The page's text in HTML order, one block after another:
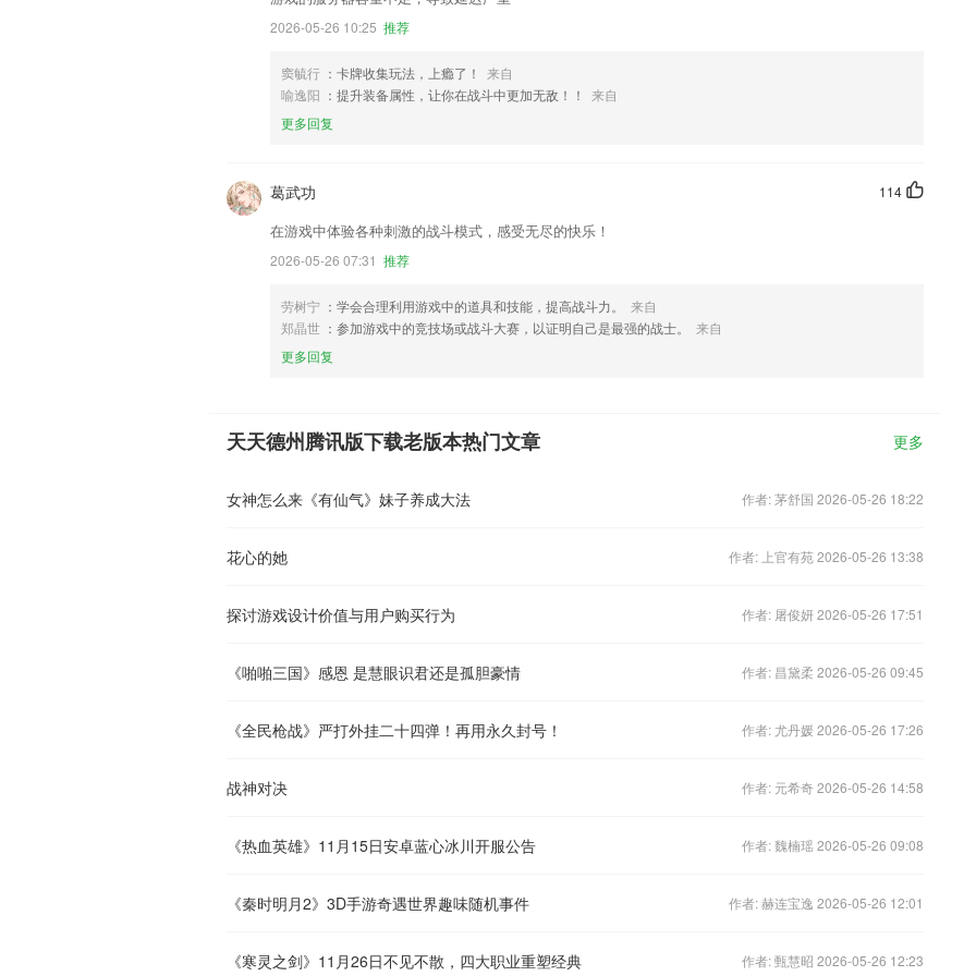
2026-05-26 10:25 推荐
窦毓行 ：卡牌收集玩法，上瘾了！
来自
喻逸阳 ：提升装备属性，让你在战斗中更加无敌！！
来自
更多回复
114
葛武功
在游戏中体验各种刺激的战斗模式，感受无尽的快乐！
2026-05-26 07:31 推荐
劳树宁 ：学会合理利用游戏中的道具和技能，提高战斗力。
来自
郑晶世 ：参加游戏中的竞技场或战斗大赛，以证明自己是最强的战士。
来自
更多回复
天天德州腾讯版下载老版本热门文章 更多
女神怎么来《有仙气》妹子养成大法 作者: 茅舒国 2026-05-26 18:22
花心的她 作者: 上官有苑 2026-05-26 13:38
探讨游戏设计价值与用户购买行为 作者: 屠俊妍 2026-05-26 17:51
《啪啪三国》感恩 是慧眼识君还是孤胆豪情 作者: 昌黛柔 2026-05-26 09:45
《全民枪战》严打外挂二十四弹！再用永久封号！ 作者: 尤丹媛 2026-05-26 17:26
战神对决 作者: 元希奇 2026-05-26 14:58
《热血英雄》11月15日安卓蓝心冰川开服公告 作者: 魏楠瑶 2026-05-26 09:08
《秦时明月2》3D手游奇遇世界趣味随机事件 作者: 赫连宝逸 2026-05-26 12:01
《寒灵之剑》11月26日不见不散，四大职业重塑经典 作者: 甄慧昭 2026-05-26 12:23